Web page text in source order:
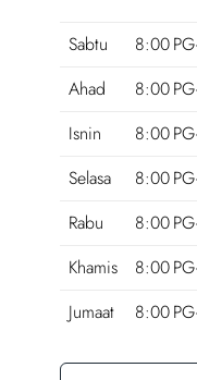
Sabtu
8:00
Ahad
8:00
Isnin
8:00
Selasa
8:00
Rabu
8:00
Khamis
8:00
Jumaat
8:00